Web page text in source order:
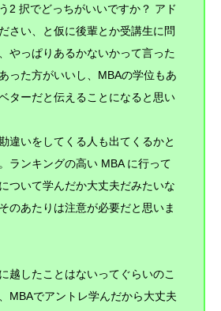
2 択でどっちがいいですか？ アド
さい、と仮に後輩とか受講生に問
やっぱりあるかないかって言った
った方がいいし、MBAの学位もあ
ターだと伝えることになると思い
違いをしてくる人も出てくるかと
ランキングの高い MBA に行って
ついて学んだか大丈夫だみたいな
のあたりは注意が必要だと思いま
越したことはないってぐらいのこ
MBAでアントレ学んだから大丈夫